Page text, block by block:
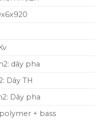
dây pha
Dây TH
Dây pha
+ bass